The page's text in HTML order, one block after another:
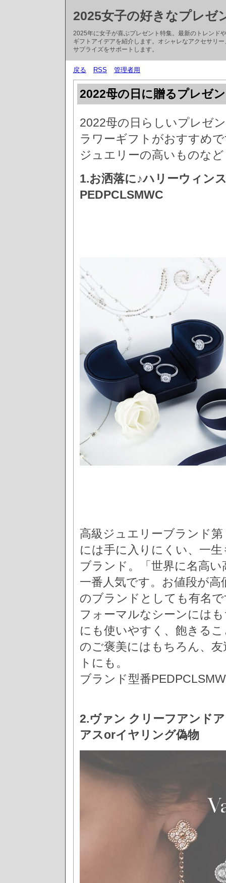
2025女子の好きなプレゼ
2025年に女子が喜ぶプレゼント特集。最新のトレンド
ギフトアイデアを紹介します。オシャレなアクセサリ
サプライズをサポートします。
戻る RSS 管理者用
2022母の日に贈るプレゼ
2022母の日らしいプレゼ
ラワーギフトがおすすめ
ジュエリーの高いものな
1.お洒落に♪ハリーウィン
PEDPCLSMWC
高級ジュエリーブランド
には手に入りにくい、一
ブランド。「世界に名高
一番人気です。お値段が
のブランドとしても有名
フォーマルなシーンには
にも使いやすく、飽きる
のご褒美にはもちろん、
トにも。
ブランド型番
2.ヴァン クリーフアンド
アスorイヤリング偽物